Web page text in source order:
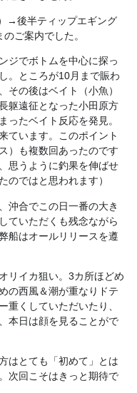
→後半ティップエギング
ご案内でした。
ジでボトムを中心に探っ
。ところが10月まで賑わ
その後はベイト（小魚）
躯遠征となった小田原方
ったベイト反応を発見。
ています。このポイント
）も複数回あったのです
思うように釣果を伸ばせ
のではと思われます）
沖合でこの日一番の大き
ていただくも残念ながら
船はオールリリースを遵
リイカ狙い。3カ所ほどめ
の西風＆潮が重なりドテ
重くしていただいたり、
本日は顔を見ることがで
はとても「初めて」とは
次回こそはきっと期待で